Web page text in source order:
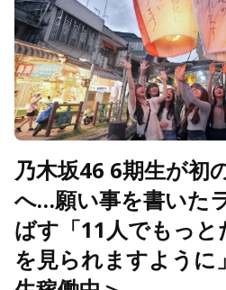
乃木坂46 6期生が初
へ…願い事を書いた
ばす「11人でもっ
を見られますように